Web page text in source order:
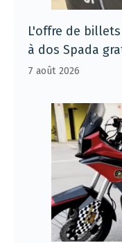
L'offre de billets
à dos Spada
7 août 2026